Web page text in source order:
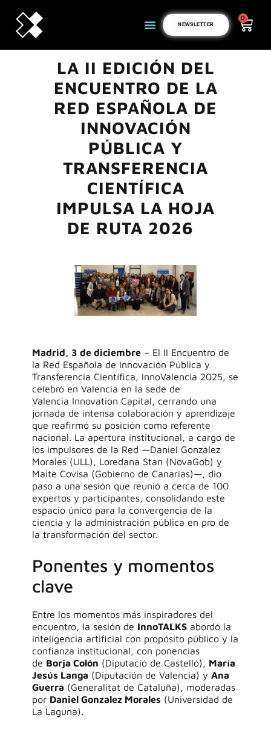
NEWSLETTER
0
LA II EDICIÓN DEL
ENCUENTRO DE LA
RED ESPAÑOLA DE
INNOVACIÓN
PÚBLICA Y
TRANSFERENCIA
CIENTÍFICA
IMPULSA LA HOJA
DE RUTA 2026
Madrid, 3 de diciembre– El II Encuentro de
la Red Española de Innovación Pública y
Transferencia Científica, InnoValencia 2025, se
celebró en Valencia en la sede de
Valencia Innovation Capital, cerrando una
jornada de intensa colaboración y aprendizaje
que reafirmó su posición como referente
nacional. La apertura institucional, a cargo de
los impulsores de la Red —Daniel González
Morales (ULL), Loredana Stan (NovaGob) y
Maite Covisa (Gobierno de Canarias)—, dio
paso a una sesión que reunió a cerca de 100
expertos y participantes, consolidando este
espacio único para la convergencia de la
ciencia y la administración pública en pro de
la transformación del sector.
Ponentes y momentos
clave
Entre los momentos más inspiradores del
encuentro, la sesión de InnoTALKSabordó la
inteligencia artificial con propósito público y la
confianza institucional, con ponencias
de Borja Colón (Diputacióde Castelló), María
Jesús Langa (Diputación de Valencia) y Ana
Guerra (Generalitat de Cataluña), moderadas
por Daniel GonzalezMorales (Universidad de
La Laguna).